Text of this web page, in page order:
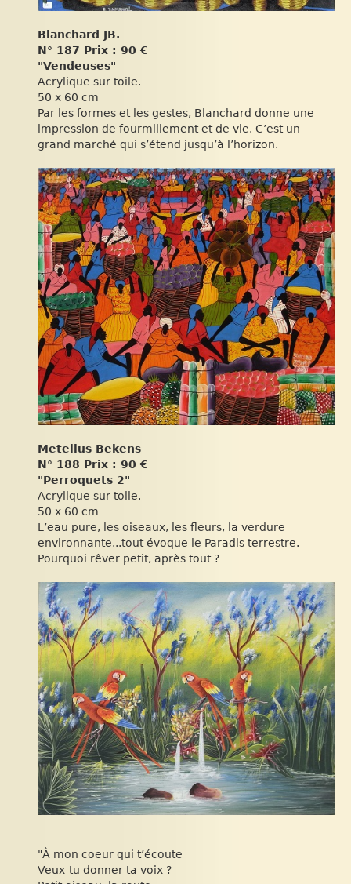
Blanchard JB.
N° 187 Prix : 90 €
"Vendeuses"
Acrylique sur toile.
50 x 60 cm
Par les formes et les gestes, Blanchard donne une
impression de fourmillement et de vie. C’est un
grand marché qui s’étend jusqu’à l’horizon.
Metellus Bekens
N° 188 Prix : 90 €
"Perroquets 2"
Acrylique sur toile.
50 x 60 cm
L’eau pure, les oiseaux, les fleurs, la verdure
environnante...tout évoque le Paradis terrestre.
Pourquoi rêver petit, après tout ?
"À mon coeur qui t’écoute
Veux-tu donner ta voix ?